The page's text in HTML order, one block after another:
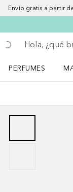
Envío gratis a partir
Regresar
Ejecutar búsqueda
PERFUMES